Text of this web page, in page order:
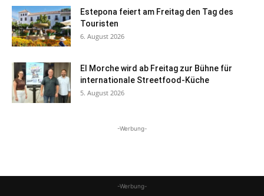
Estepona feiert am Freitag den Tag des
Touristen
6. August 2026
El Morche wird ab Freitag zur Bühne für
internationale Streetfood-Küche
5. August 2026
-Werbung-
-Werbung-